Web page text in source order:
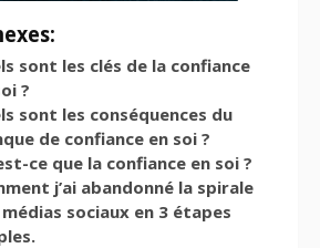
sont les clés de la confiance
?
sont les conséquences du
de confiance en soi ?
ce que la confiance en soi ?
j’ai abandonné la spirale
sociaux en 3 étapes